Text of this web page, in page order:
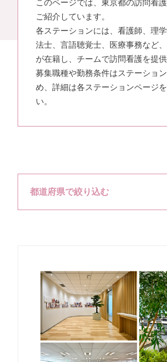
このページでは、東京都の訪問看
ご紹介しています。
各ステーションには、看護師、理
法士、言語聴覚士、医療事務など
が在籍し、チームで訪問看護を提供
募集職種や勤務条件はステーショ
め、詳細は各ステーションページ
い。
都道府県で絞り込む